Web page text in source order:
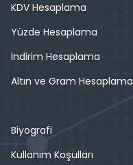
KDV Hesaplama
Yüzde Hesaplama
İndirim Hesaplama
Altın ve Gram Hesaplama
Biyografi
Kullanım Koşulları